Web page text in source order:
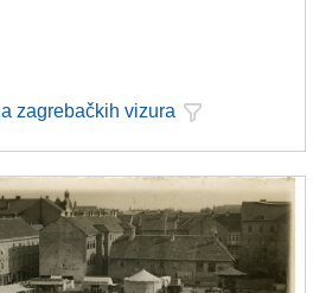
zagrebačkih vizura